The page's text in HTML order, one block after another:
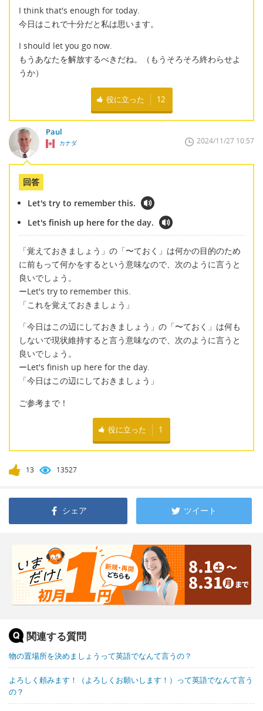
I think that's enough for today.
今日はこれで十分だと私は思います。
I should let you go now.
もうあなたを解放するべきだね。（もうそろそろ終わらせよ
うか）
役に立った 12
Paul
カナダ 2024/11/27 10:57
回答
Let's try to remember this.
Let's finish up here for the day.
「覚えておきましょう」の「〜ておく」は何かの目的のため
に前もって何かをするという意味なので、次のように言うと
良いでしょう。
ーLet's try to remember this.
「これを覚えておきましょう」
「今日はこの辺にしておきましょう」の「〜ておく」は何も
しないで現状維持すると言う意味なので、次のように言うと
良いでしょう。
ーLet's finish up here for the day.
「今日はこの辺にしておきましょう」
ご参考まで！
役に立った 1
13 13527
シェア ツイート
関連する質問
物の置場所を決めましょうって英語でなんて言うの？
よろしく頼みます！（よろしくお願いします！）って英語でなんて言う
の？